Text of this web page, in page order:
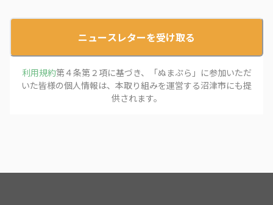
ニュースレターを受け取る
利用規約第４条第２項に基づき、「ぬまぷら 」に参加いただ
いた皆様の個人情報は、本取り組みを運営する沼津市にも提
供されます。